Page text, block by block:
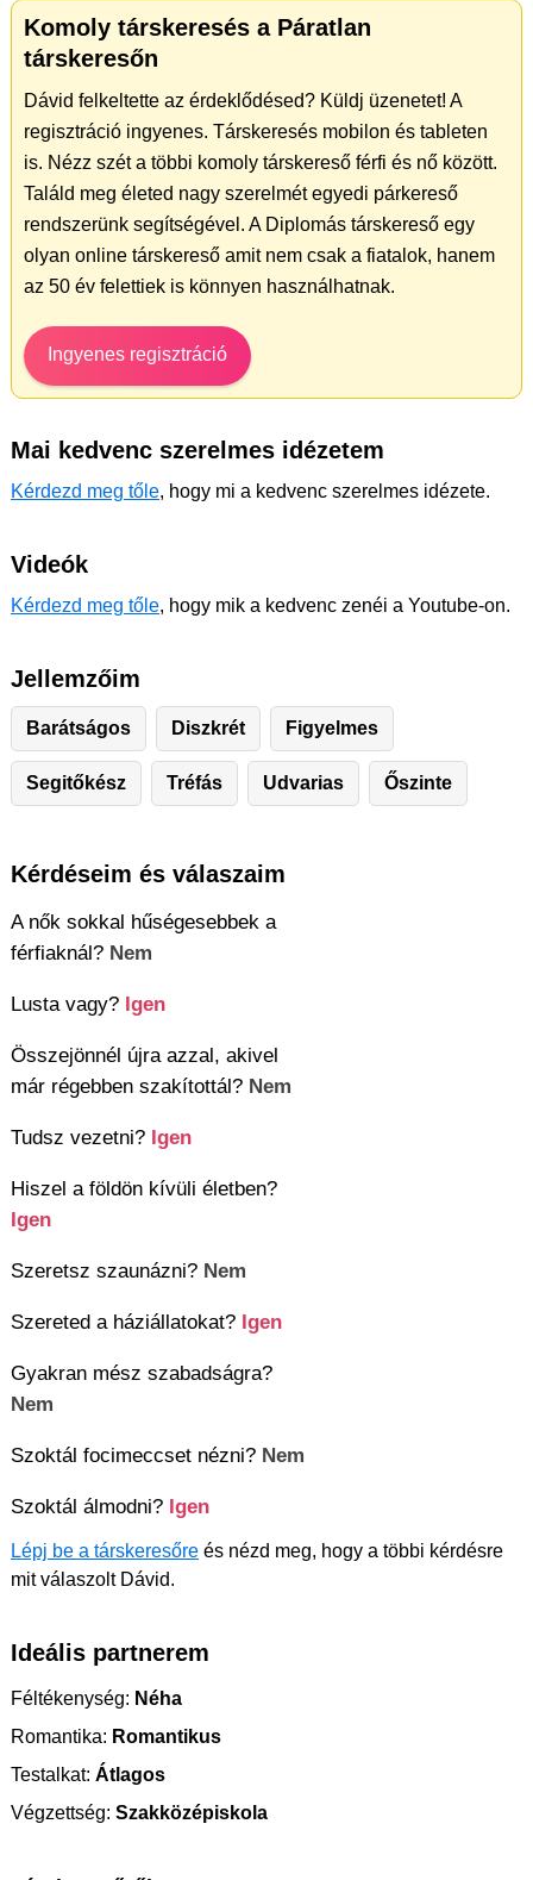
Komoly társkeresés a Páratlan
társkeresőn
Dávid felkeltette az érdeklődésed? Küldj üzenetet! A
regisztráció ingyenes. Társkeresés mobilon és tableten
is. Nézz szét a többi komoly társkereső férfi és nő között.
Találd meg életed nagy szerelmét egyedi párkereső
rendszerünk segítségével. A Diplomás társkereső egy
olyan online társkereső amit nem csak a fiatalok, hanem
az 50 év felettiek is könnyen használhatnak.
Ingyenes regisztráció
Mai kedvenc szerelmes idézetem
Kérdezd meg tőle, hogy mi a kedvenc szerelmes idézete.
Videók
Kérdezd meg tőle, hogy mik a kedvenc zenéi a Youtube-on.
Jellemzőim
Barátságos Diszkrét Figyelmes
Segitőkész Tréfás Udvarias Őszinte
Kérdéseim és válaszaim
A nők sokkal hűségesebbek a
férfiaknál? Nem
Lusta vagy? Igen
Összejönnél újra azzal, akivel
már régebben szakítottál? Nem
Tudsz vezetni? Igen
Hiszel a földön kívüli életben?
Igen
Szeretsz szaunázni? Nem
Szereted a háziállatokat? Igen
Gyakran mész szabadságra?
Nem
Szoktál focimeccset nézni? Nem
Szoktál álmodni? Igen
Lépj be a társkeresőre és nézd meg, hogy a többi kérdésre
mit válaszolt Dávid.
Ideális partnerem
Féltékenység: Néha
Romantika: Romantikus
Testalkat: Átlagos
Végzettség: Szakközépiskola